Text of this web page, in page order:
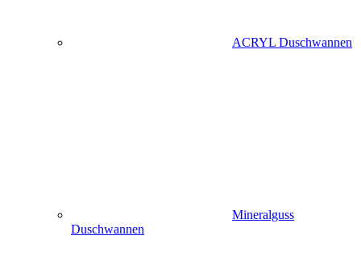
ACRYL Duschwannen
Mineralguss
Duschwannen